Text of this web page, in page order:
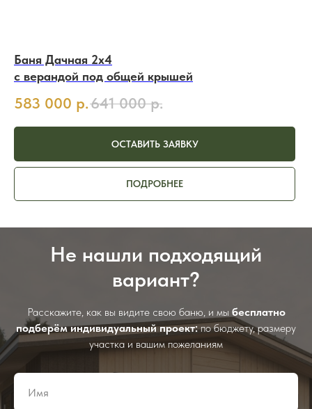
Баня Дачная 2х4
с верандой под общей крышей
583 000 р.641 000 р.
ОСТАВИТЬ ЗАЯВКУ
ПОДРОБНЕЕ
Не нашли подходящий
вариант?
Расскажите, как вы видите свою баню, и мы бесплатно
подберём индивидуальный проект:по бюджету, размеру
участка и вашим пожеланиям